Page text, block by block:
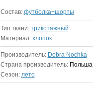
Состав: футболка+шорты
Тип ткани: трикотажный
Материал: хлопок
Производитель: Dobra Nochka
Страна производитель: Польша
Сезон: лето